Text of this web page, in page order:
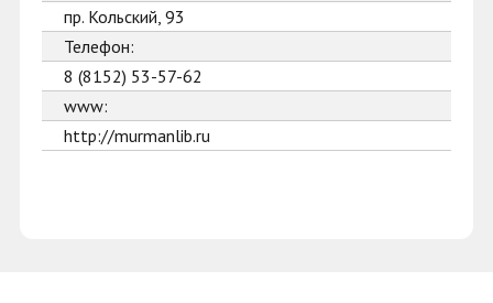
пр. Кольский, 93
Телефон:
8 (8152) 53-57-62
www:
http://murmanlib.ru